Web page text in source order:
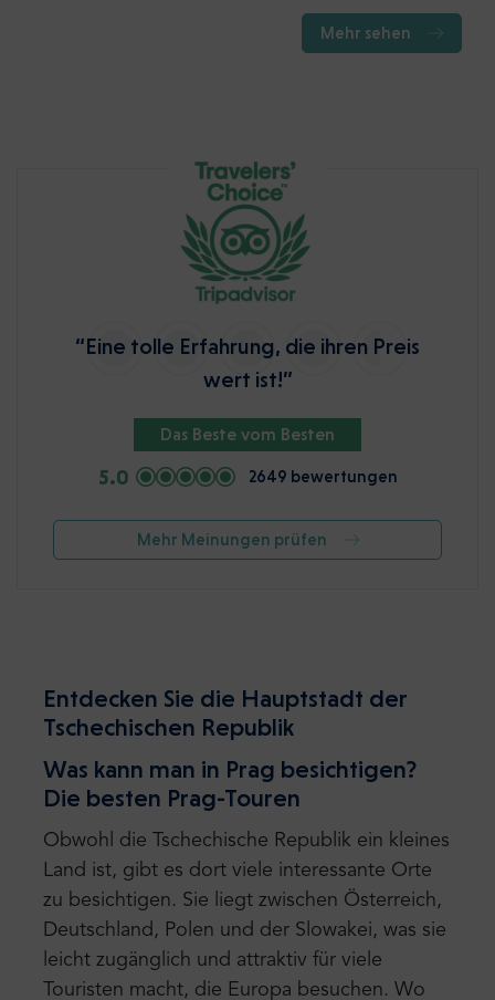
Mehr sehen
“Eine tolle Erfahrung, die ihren Preis
wert ist!”
Das Beste vom Besten
5.0 2649 bewertungen
Mehr Meinungen prüfen
Entdecken Sie die Hauptstadt der
Tschechischen Republik
Was kann man in Prag besichtigen?
Die besten Prag-Touren
Obwohl die Tschechische Republik ein kleines
Land ist, gibt es dort viele interessante Orte
zu besichtigen. Sie liegt zwischen Österreich,
Deutschland, Polen und der Slowakei, was sie
leicht zugänglich und attraktiv für viele
Touristen macht, die Europa besuchen. Wo